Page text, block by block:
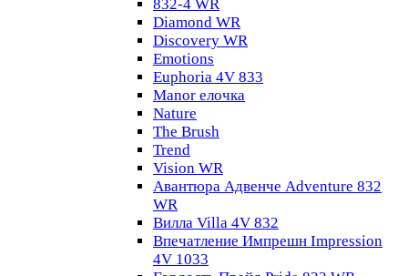
832-4 WR
Diamond WR
Discovery WR
Emotions
Euphoria 4V 833
Manor елочка
Nature
The Brush
Trend
Vision WR
Авантюра Адвенче Adventure 832
WR
Вилла Villa 4V 832
Впечатление Импрешн Impression
4V 1033